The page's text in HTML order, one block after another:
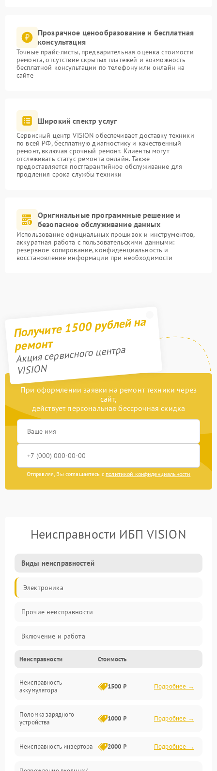
Прозрачное ценообразование и бесплатная
консультация
Точные прайс-листы, предварительная оценка стоимости
ремонта, отсутствие скрытых платежей и возможность
бесплатной консультации по телефону или онлайн на
сайте
Широкий спектр услуг
Сервисный центр VISION обеспечивает доставку техники
по всей РФ, бесплатную диагностику и качественный
ремонт, включая срочный ремонт. Клиенты могут
отслеживать статус ремонта онлайн. Также
предоставляется постгарантийное обслуживание для
продления срока службы техники
Оригинальные программные решение и
безопасное обслуживание данных
Использование официальных прошивок и инструментов,
аккуратная работа с пользовательскими данными:
резервное копирование, конфиденциальность и
восстановление информации при необходимости
Получите 1500 рублей на
ремонт
Акция сервисного центра
VISION
При оформлении заявки на ремонт техники через
сайт,
действует персональная бессрочная скидка
Отправляя, Вы соглашаетесь с политикой конфиденциальности
Неисправности ИБП VISION
Виды неисправностей
Электроника
Прочие неисправности
Включение и работа
Работа с нагрузкой
Звук и индикация
Неисправности Стоимость
Неисправность
аккумулятора
1500 ₽ Подробнее →
Поломка зарядного
устройства
1000 ₽ Подробнее →
Неисправность инвертора 2000 ₽ Подробнее →